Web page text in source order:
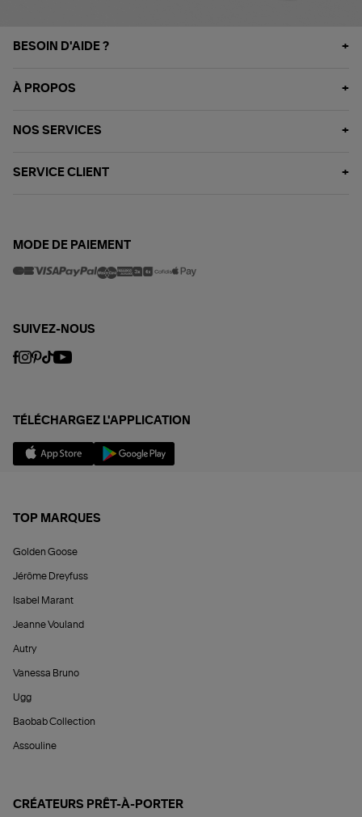
BESOIN D'AIDE ?
À PROPOS
NOS SERVICES
SERVICE CLIENT
MODE DE PAIEMENT
SUIVEZ-NOUS
TÉLÉCHARGEZ L'APPLICATION
TOP MARQUES
Golden Goose
Jérôme Dreyfuss
Isabel Marant
Jeanne Vouland
Autry
Vanessa Bruno
Ugg
Baobab Collection
Assouline
CRÉATEURS PRÊT-À-PORTER